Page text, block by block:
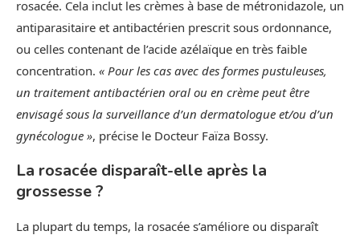
rosacée. Cela inclut les crèmes à base de métronidazole, un
antiparasitaire et antibactérien prescrit sous ordonnance,
ou celles contenant de l’acide azélaïque en très faible
concentration. « Pour les cas avec des formes pustuleuses,
un traitement antibactérien oral ou en crème peut être
envisagé sous la surveillance d’un dermatologue et/ou d’un
gynécologue », précise le Docteur Faïza Bossy.
La rosacée disparaît-elle après la
grossesse ?
La plupart du temps, la rosacée s’améliore ou disparaît